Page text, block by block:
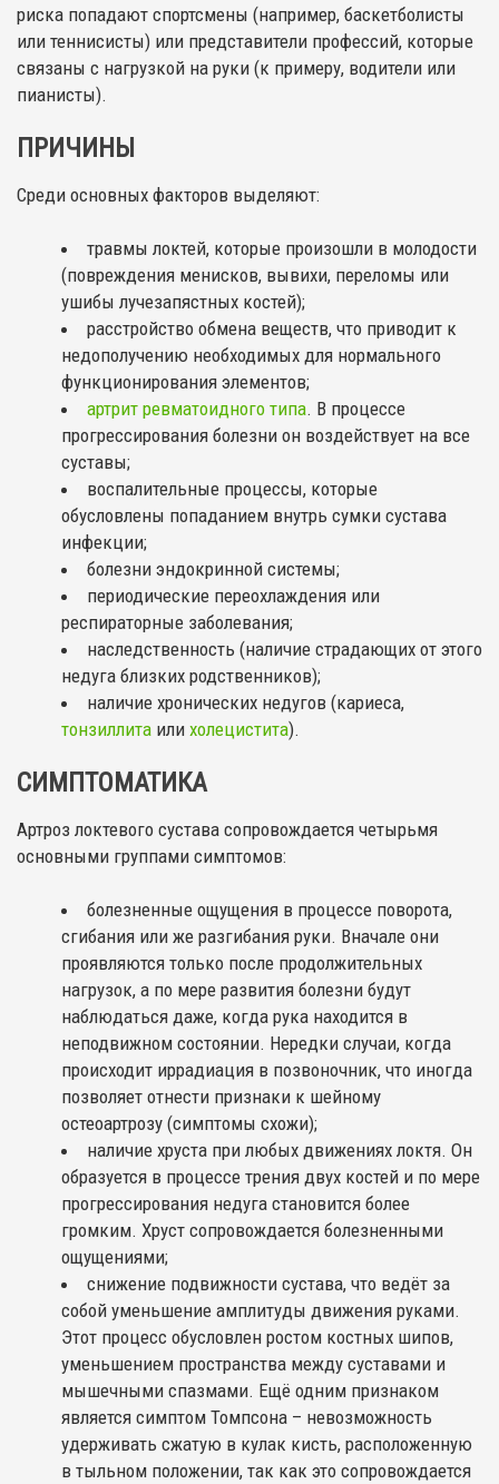
риска попадают спортсмены (например, баскетболисты
или теннисисты) или представители профессий, которые
связаны с нагрузкой на руки (к примеру, водители или
пианисты).
ПРИЧИНЫ
Среди основных факторов выделяют:
травмы локтей, которые произошли в молодости
(повреждения менисков, вывихи, переломы или
ушибы лучезапястных костей);
расстройство обмена веществ, что приводит к
недополучению необходимых для нормального
функционирования элементов;
артрит ревматоидного типа. В процессе
прогрессирования болезни он воздействует на все
суставы;
воспалительные процессы, которые
обусловлены попаданием внутрь сумки сустава
инфекции;
болезни эндокринной системы;
периодические переохлаждения или
респираторные заболевания;
наследственность (наличие страдающих от этого
недуга близких родственников);
наличие хронических недугов (кариеса,
тонзиллита или холецистита).
СИМПТОМАТИКА
Артроз локтевого сустава сопровождается четырьмя
основными группами симптомов:
болезненные ощущения в процессе поворота,
сгибания или же разгибания руки. Вначале они
проявляются только после продолжительных
нагрузок, а по мере развития болезни будут
наблюдаться даже, когда рука находится в
неподвижном состоянии. Нередки случаи, когда
происходит иррадиация в позвоночник, что иногда
позволяет отнести признаки к шейному
остеоартрозу (симптомы схожи);
наличие хруста при любых движениях локтя. Он
образуется в процессе трения двух костей и по мере
прогрессирования недуга становится более
громким. Хруст сопровождается болезненными
ощущениями;
снижение подвижности сустава, что ведёт за
собой уменьшение амплитуды движения руками.
Этот процесс обусловлен ростом костных шипов,
уменьшением пространства между суставами и
мышечными спазмами. Ещё одним признаком
является симптом Томпсона – невозможность
удерживать сжатую в кулак кисть, расположенную
в тыльном положении, так как это сопровождается